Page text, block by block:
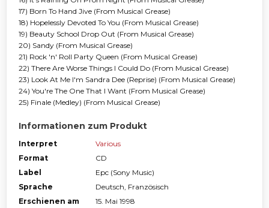
17) Born To Hand Jive (From Musical Grease)
18) Hopelessly Devoted To You (From Musical Grease)
19) Beauty School Drop Out (From Musical Grease)
20) Sandy (From Musical Grease)
21) Rock 'n' Roll Party Queen (From Musical Grease)
22) There Are Worse Things I Could Do (From Musical Grease)
23) Look At Me I'm Sandra Dee (Reprise) (From Musical Grease)
24) You're The One That I Want (From Musical Grease)
25) Finale (Medley) (From Musical Grease)
Informationen zum Produkt
Interpret
Various
Format
CD
Label
Epc (Sony Music)
Sprache
Deutsch, Französisch
Erschienen am
15. Mai 1998